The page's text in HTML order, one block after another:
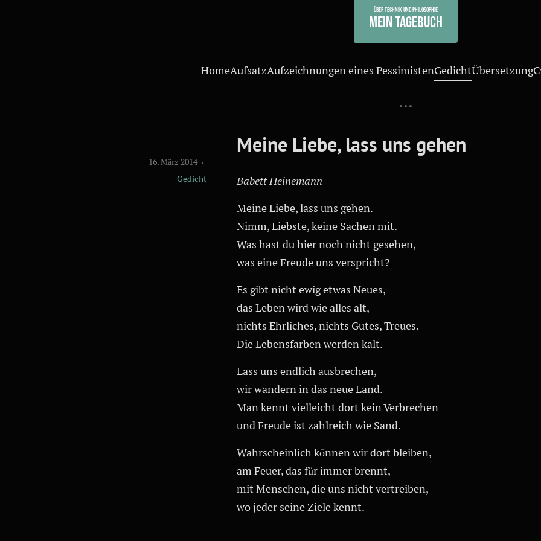
Über Technik und Philosophie
Mein Tagebuch
HomeAufsatzAufzeichnungen eines PessimistenGedichtÜbersetzung
Meine Liebe, lass uns gehen
16. März 2014
Gedicht
Babett Heinemann
Meine Liebe, lass uns gehen.
Nimm, Liebste, keine Sachen mit.
Was hast du hier noch nicht gesehen,
was eine Freude uns verspricht?
Es gibt nicht ewig etwas Neues,
das Leben wird wie alles alt,
nichts Ehrliches, nichts Gutes, Treues.
Die Lebensfarben werden kalt.
Lass uns endlich ausbrechen,
wir wandern in das neue Land.
Man kennt vielleicht dort kein Verbrechen
und Freude ist zahlreich wie Sand.
Wahrscheinlich können wir dort bleiben,
am Feuer, das für immer brennt,
mit Menschen, die uns nicht vertreiben,
wo jeder seine Ziele kennt.